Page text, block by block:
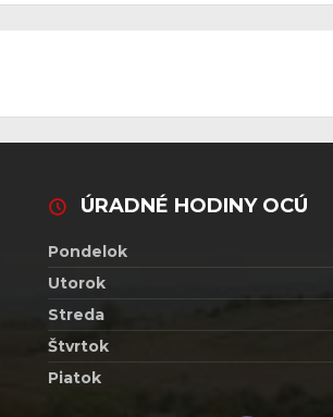
ÚRADNÉ HODINY OCÚ
Pondelok
Utorok
Streda
Štvrtok
Piatok